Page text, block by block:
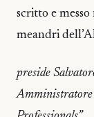
scritto e
meandri
preside
Amministratore